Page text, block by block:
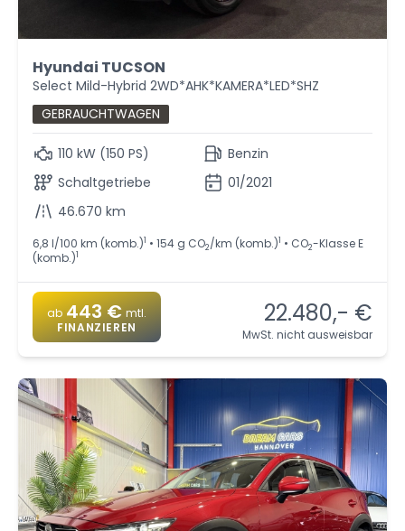
Hyundai TUCSON
Select Mild-Hybrid 2WD*AHK*KAMERA*LED*SHZ
GEBRAUCHTWAGEN
110 kW (150 PS)
Schaltgetriebe
46.670 km
Benzin
01/2021
6,8 l/100 km (komb.)1 • 154 g CO2/km (komb.)1 • CO2-Klasse E
(komb.)1
ab 443 € mtl.
FINANZIEREN
22.480,- €
MwSt. nicht ausweisbar